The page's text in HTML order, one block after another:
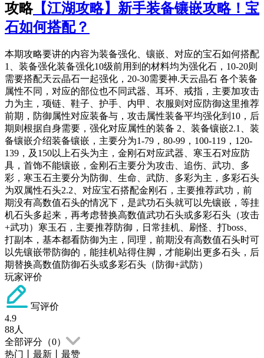
攻略【江湖攻略】新手装备镶嵌攻略！宝
石如何搭配？
本期攻略要讲的内容为装备强化、镶嵌、对应的宝石如何搭配
1、装备强化装备强化10级前用到的材料均为强化石，10-20则
需要搭配天云晶石一起强化，20-30需要神.天云晶石 各个装备
属性不同，对应的部位也不同武器、耳环、戒指，主要加攻击
力为主，项链、鞋子、护手、内甲、衣服则对应防御这里推荐
前期，防御属性对应装备与，攻击属性装备平均强化到10，后
期则根据自身需要，强化对应属性的装备 2、装备镶嵌2.1、装
备镶嵌介绍装备镶嵌，主要分为1-79，80-99，100-119，120-
139，及150以上石头为主，金刚石对应武器、寒玉石对应防
具，首饰不能镶嵌，金刚石主要分为攻击、追伤、武功、多
彩，寒玉石主要分为防御、生命、武防、多彩为主，多彩石头
为双属性石头2.2、对应宝石搭配金刚石，主要推荐武功，前
期没有高数值石头的情况下，是武功石头就可以先镶嵌，等挂
机石头多起来，再考虑替换高数值武功石头或多彩石头（攻击
+武功）寒玉石，主要推荐防御，日常挂机、刷怪、打boss、
打副本，基本都看防御为主，同理，前期没有高数值石头时可
以先镶嵌带防御的，能挂机站得住脚，才能刷出更多石头，后
期替换高数值防御石头或多彩石头（防御+武防）
玩家评价
写评价
4.9
88人
全部评分（0）
热门
最新 最赞